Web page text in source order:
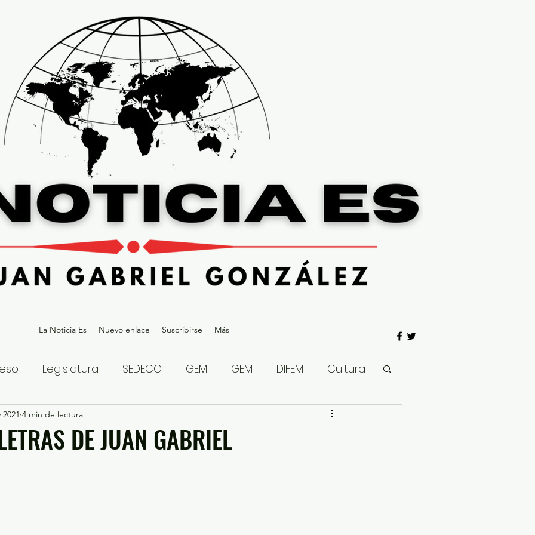
La Noticia Es Nuevo enlace Suscribirse Más
Legislatura SEDECO GEM GEM DIFEM Cultura
Gubernatura Edoméx 2023
DE JUAN GABRIEL
4 min de lectura